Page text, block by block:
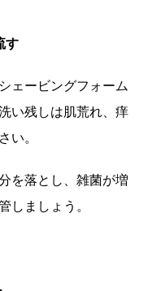
す
ェービングフォーム
い残しは肌荒れ、痒
い。
を落とし、雑菌が増
しましょう。